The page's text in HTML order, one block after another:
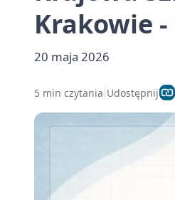
Krakowie
20 maja 2026
5 min czytania Udostępnij